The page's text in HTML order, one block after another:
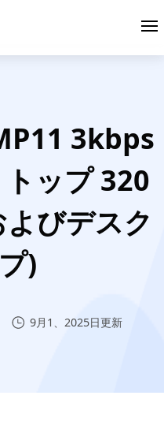
3kbps
ップ 320
びデスク
)
9月1、2025日更新